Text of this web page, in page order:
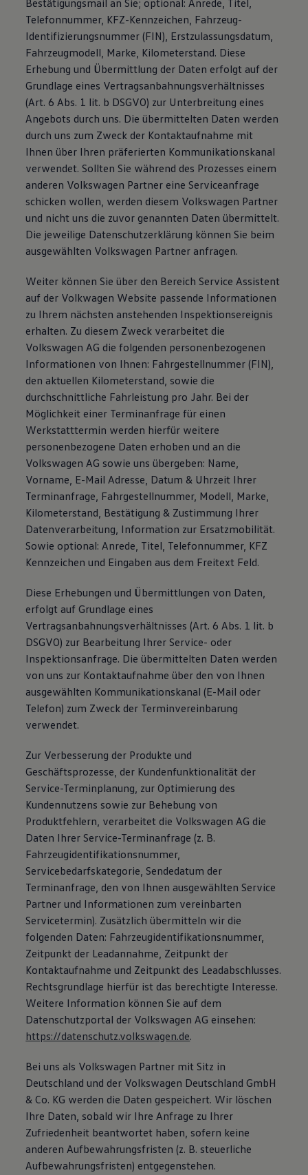
Bestätigungsmail an Sie; optional: Anrede, Titel,
Telefonnummer, KFZ-Kennzeichen, Fahrzeug-
Identifizierungsnummer (FIN), Erstzulassungsdatum,
Fahrzeugmodell, Marke, Kilometerstand. Diese
Erhebung und Übermittlung der Daten erfolgt auf der
Grundlage eines Vertragsanbahnungsverhältnisses
(Art. 6 Abs. 1 lit. b DSGVO) zur Unterbreitung eines
Angebots durch uns. Die übermittelten Daten werden
durch uns zum Zweck der Kontaktaufnahme mit
Ihnen über Ihren präferierten Kommunikationskanal
verwendet. Sollten Sie während des Prozesses einem
anderen Volkswagen Partner eine Serviceanfrage
schicken wollen, werden diesem Volkswagen Partner
und nicht uns die zuvor genannten Daten übermittelt.
Die jeweilige Datenschutzerklärung können Sie beim
ausgewählten Volkswagen Partner anfragen.
Weiter können Sie über den Bereich Service Assistent
auf der Volkwagen Website passende Informationen
zu Ihrem nächsten anstehenden Inspektionsereignis
erhalten. Zu diesem Zweck verarbeitet die
Volkswagen AG die folgenden personenbezogenen
Informationen von Ihnen: Fahrgestellnummer (FIN),
den aktuellen Kilometerstand, sowie die
durchschnittliche Fahrleistung pro Jahr. Bei der
Möglichkeit einer Terminanfrage für einen
Werkstatttermin werden hierfür weitere
personenbezogene Daten erhoben und an die
Volkswagen AG sowie uns übergeben: Name,
Vorname, E-Mail Adresse, Datum & Uhrzeit Ihrer
Terminanfrage, Fahrgestellnummer, Modell, Marke,
Kilometerstand, Bestätigung & Zustimmung Ihrer
Datenverarbeitung, Information zur Ersatzmobilität.
Sowie optional: Anrede, Titel, Telefonnummer, KFZ
Kennzeichen und Eingaben aus dem Freitext Feld.
Diese Erhebungen und Übermittlungen von Daten,
erfolgt auf Grundlage eines
Vertragsanbahnungsverhältnisses (Art. 6 Abs. 1 lit. b
DSGVO) zur Bearbeitung Ihrer Service- oder
Inspektionsanfrage. Die übermittelten Daten werden
von uns zur Kontaktaufnahme über den von Ihnen
ausgewählten Kommunikationskanal (E-Mail oder
Telefon) zum Zweck der Terminvereinbarung
verwendet.
Zur Verbesserung der Produkte und
Geschäftsprozesse, der Kundenfunktionalität der
Service-Terminplanung, zur Optimierung des
Kundennutzens sowie zur Behebung von
Produktfehlern, verarbeitet die Volkswagen AG die
Daten Ihrer Service-Terminanfrage (z. B.
Fahrzeugidentifikationsnummer,
Servicebedarfskategorie, Sendedatum der
Terminanfrage, den von Ihnen ausgewählten Service
Partner und Informationen zum vereinbarten
Servicetermin). Zusätzlich übermitteln wir die
folgenden Daten: Fahrzeugidentifikationsnummer,
Zeitpunkt der Leadannahme, Zeitpunkt der
Kontaktaufnahme und Zeitpunkt des Leadabschlusses.
Rechtsgrundlage hierfür ist das berechtigte Interesse.
Weitere Information können Sie auf dem
Datenschutzportal der Volkswagen AG einsehen:
https://datenschutz.volkswagen.de.
Bei uns als Volkswagen Partner mit Sitz in
Deutschland und der Volkswagen Deutschland GmbH
& Co. KG werden die Daten gespeichert. Wir löschen
Ihre Daten, sobald wir Ihre Anfrage zu Ihrer
Zufriedenheit beantwortet haben, sofern keine
anderen Aufbewahrungsfristen (z. B. steuerliche
Aufbewahrungsfristen) entgegenstehen.